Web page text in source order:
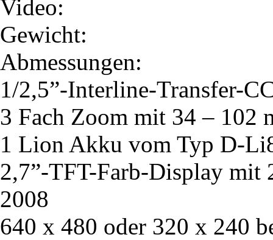
Video:
Gewicht:
Abmessungen:
1/2,5”-Interline-Transfer-
3 Fach Zoom mit 34 – 102
1 Lion Akku vom Typ D-
2,7”-TFT-Farb-Display mit
2008
640 x 480 oder 320 x 240